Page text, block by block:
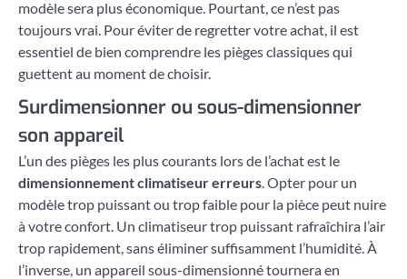
modèle sera plus économique. Pourtant, ce n’est pas
toujours vrai. Pour éviter de regretter votre achat, il est
essentiel de bien comprendre les pièges classiques qui
guettent au moment de choisir.
Surdimensionner ou sous-dimensionner
son appareil
L’un des pièges les plus courants lors de l’achat est le
dimensionnement climatiseur erreurs . Opter pour un
modèle trop puissant ou trop faible pour la pièce peut nuire
à votre confort. Un climatiseur trop puissant rafraîchira l’air
trop rapidement, sans éliminer suffisamment l’humidité. À
l’inverse, un appareil sous-dimensionné tournera en